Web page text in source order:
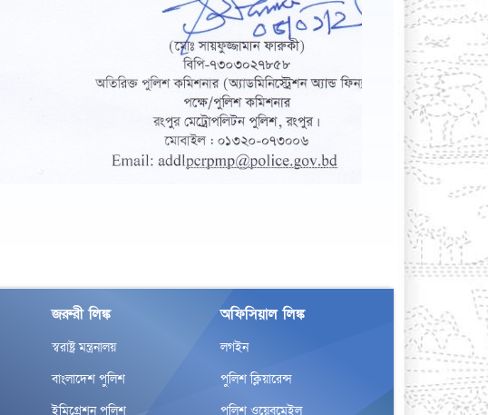
জরুরী লিঙ্ক
স্বরাষ্ট্র মন্ত্রনালয়
বাংলাদেশ পুলিশ
ইমিগ্রেশন পুলিশ
অফিসিয়াল লিঙ্ক
লগইন
পুলিশ ক্লিয়ারেন্স
পুলিশ ওয়েবমেইল